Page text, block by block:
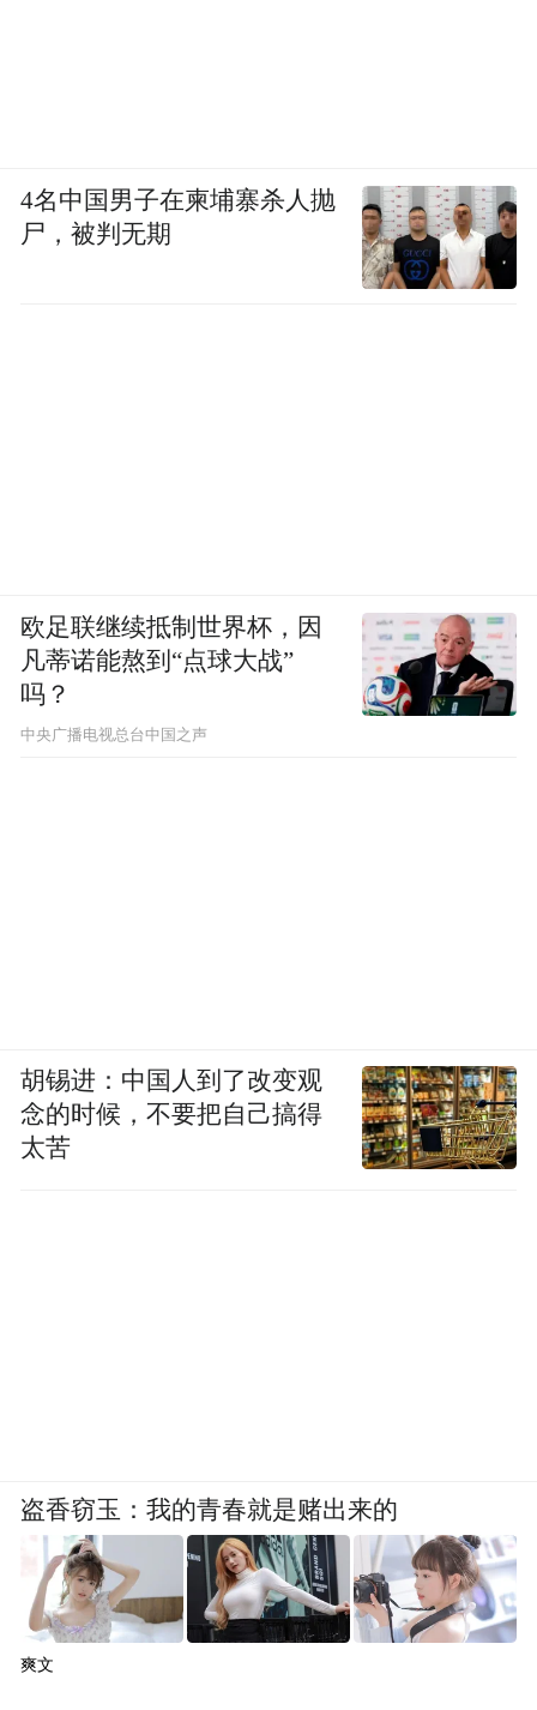
4名中国男子在柬埔寨杀人抛
尸，被判无期
欧足联继续抵制世界杯，因
凡蒂诺能熬到“点球大战”
吗？
中央广播电视总台中国之声
胡锡进：中国人到了改变观
念的时候，不要把自己搞得
太苦
盗香窃玉：我的青春就是赌出来的
爽文